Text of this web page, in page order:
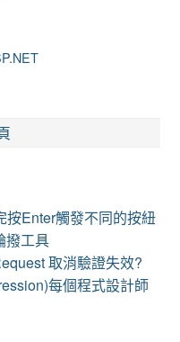
按Enter觸發不同的按紐
撥工具
取消驗證失效?
每個程式設計師